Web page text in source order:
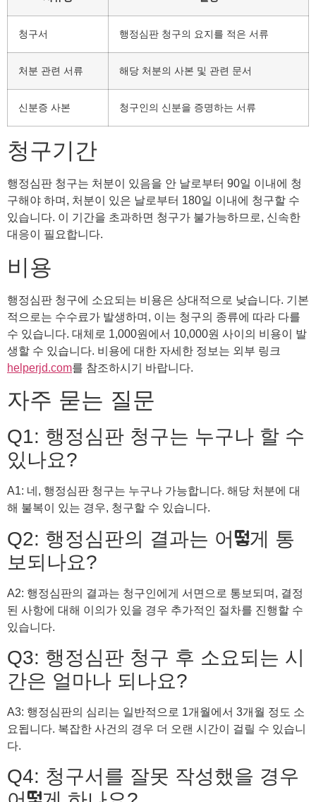
청구서 행정심판 청구의 요지를 적은 서류
처분 관련 서류 해당 처분의 사본 및 관련 문서
신분증 사본 청구인의 신분을 증명하는 서류
청구기간
행정심판 청구는 처분이 있음을 안 날로부터 90일 이내에 청
구해야 하며, 처분이 있은 날로부터 180일 이내에 청구할 수
있습니다. 이 기간을 초과하면 청구가 불가능하므로, 신속한
대응이 필요합니다.
비용
행정심판 청구에 소요되는 비용은 상대적으로 낮습니다. 기본
적으로는 수수료가 발생하며, 이는 청구의 종류에 따라 다를
수 있습니다. 대체로 1,000원에서 10,000원 사이의 비용이 발
생할 수 있습니다. 비용에 대한 자세한 정보는 외부 링크
helperjd.com를 참조하시기 바랍니다.
자주 묻는 질문
Q1: 행정심판 청구는 누구나 할 수
있나요?
A1: 네, 행정심판 청구는 누구나 가능합니다. 해당 처분에 대
해 불복이 있는 경우, 청구할 수 있습니다.
Q2: 행정심판의 결과는 어떻게 통
보되나요?
A2: 행정심판의 결과는 청구인에게 서면으로 통보되며, 결정
된 사항에 대해 이의가 있을 경우 추가적인 절차를 진행할 수
있습니다.
Q3: 행정심판 청구 후 소요되는 시
간은 얼마나 되나요?
A3: 행정심판의 심리는 일반적으로 1개월에서 3개월 정도 소
요됩니다. 복잡한 사건의 경우 더 오랜 시간이 걸릴 수 있습니
다.
Q4: 청구서를 잘못 작성했을 경우